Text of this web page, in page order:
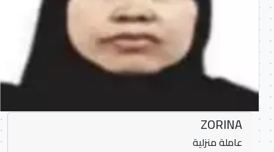
ZORINA
عاملة منزلية